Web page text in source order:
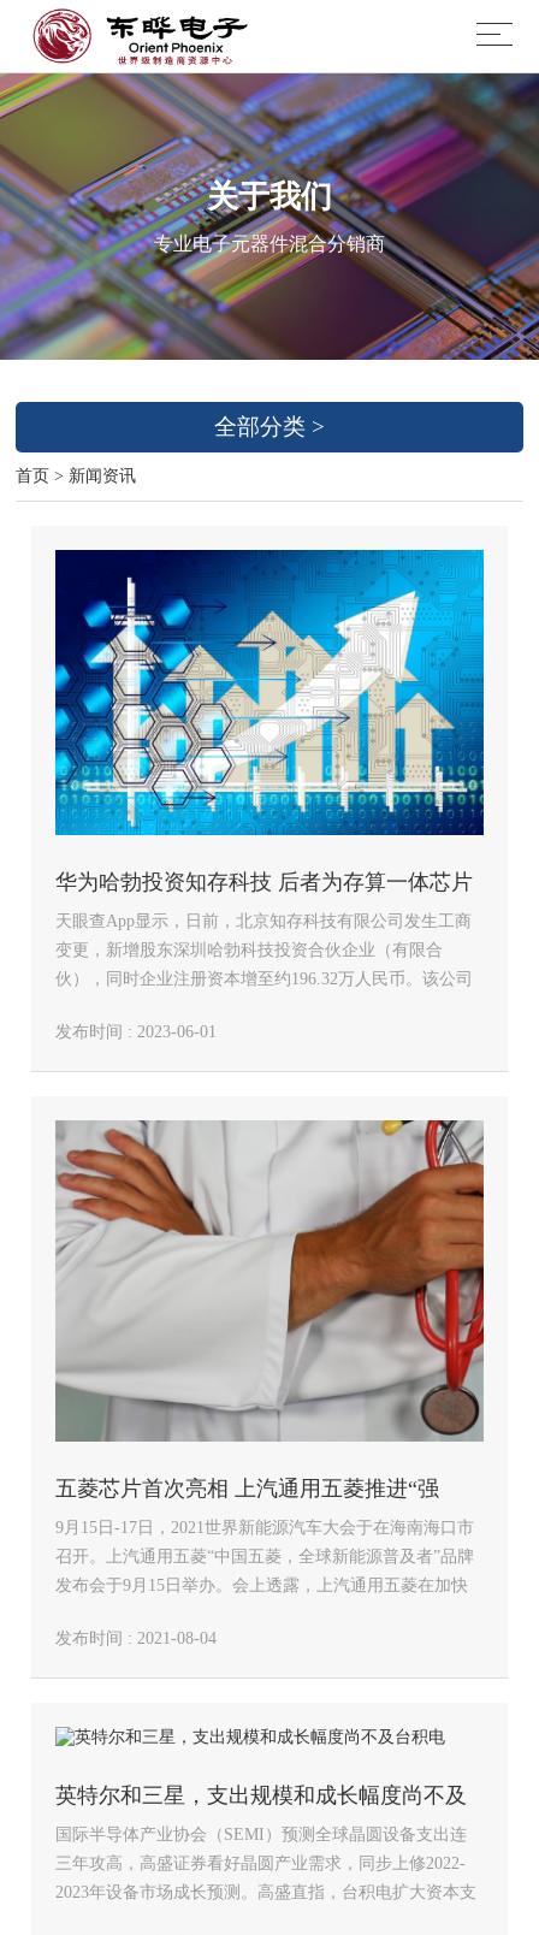
关于我们
专业电子元器件混合分销商
全部分类 >
首页 > 新闻资讯
华为哈勃投资知存科技 后者为存算一体芯片
企业
天眼查App显示，日前，北京知存科技有限公司发生工商
变更，新增股东深圳哈勃科技投资合伙企业（有限合
伙），同时企业注册资本增至约196.32万人民币。该公司
技术开发；销售电子产品、计算机、通讯设备；集成电路
发布时间 : 2023-06-01
五菱芯片首次亮相 上汽通用五菱推进“强
芯”战略
9月15日-17日，2021世界新能源汽车大会于在海南海口市
召开。上汽通用五菱“中国五菱，全球新能源普及者”品牌
发布会于9月15日举办。会上透露，上汽通用五菱在加快
十四五期间GSEV平台车型芯片国产化率超90%。 自
发布时间 : 2021-08-04
英特尔和三星，支出规模和成长幅度尚不及
台积电
国际半导体产业协会（SEMI）预测全球晶圆设备支出连
三年攻高，高盛证券看好晶圆产业需求，同步上修2022-
2023年设备市场成长预测。高盛直指，台积电扩大资本支